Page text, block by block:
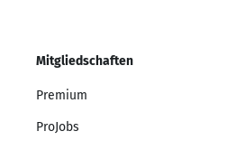
Mitgliedschaften
Premium
ProJobs